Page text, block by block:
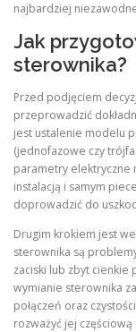
najbardziej
Jak
sterownika?
Przed podjęciem
przeprowadzić
jest ustalenie modelu
(jednofazowe czy
parametry elektryczne
instalacją i samym
doprowadzić do
Drugim krokiem jest
sterownika są
zaciski lub zbyt
wymianie sterownika
połączeń oraz
rozważyć jej